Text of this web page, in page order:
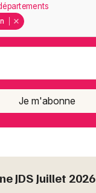
Je m'abonne
JDS Juillet 2026